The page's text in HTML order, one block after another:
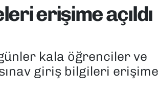
erişime açıldı
kala öğrenciler ve
sınav giriş bilgileri erişime